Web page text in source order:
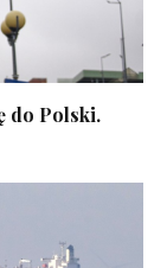
do Polski.